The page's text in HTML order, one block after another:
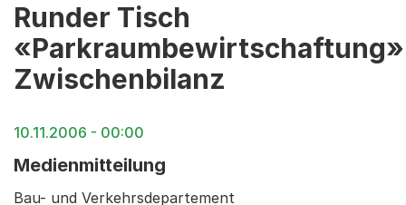
Runder Tisch
Zwischenbilanz
10.11.2006 - 00:00
Medienmitteilung
Bau- und Verkehrsdepartement